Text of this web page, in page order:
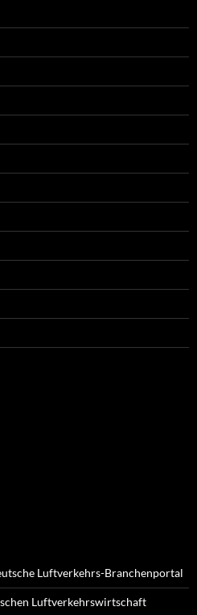
Luftverkehrs-Branchenportal
Luftverkehrswirtschaft